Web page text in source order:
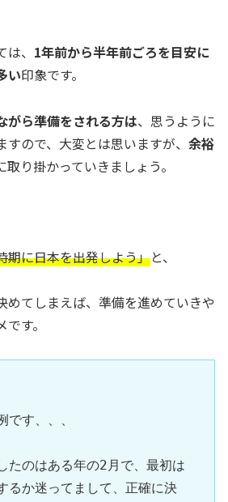
、 1年前から半年前ごろを目安に
い印象です。
がら準備をされる方は、思うように
ので、大変とは思いますが、 余裕
取り掛かっていきましょう。
期に日本を出発しよう」と、
めてしまえば、準備を進めていきや
す。
です、、、
たのはある年の2月で、最初は
るか迷ってまして、正確に決